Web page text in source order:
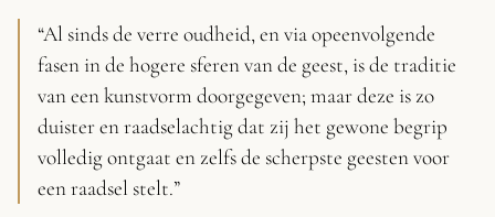
“Al sinds de verre oudheid, en via opeenvolgende
fasen in de hogere sferen van de geest, is de traditie
van een kunstvorm doorgegeven; maar deze is zo
duister en raadselachtig dat zij het gewone begrip
volledig ontgaat en zelfs de scherpste geesten voor
een raadsel stelt.”